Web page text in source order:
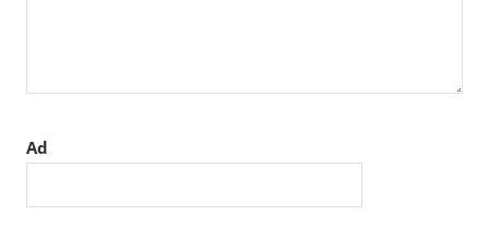
Ad